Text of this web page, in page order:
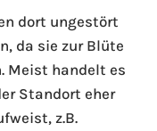
dort ungestört
da sie zur Blüte
Meist handelt es
Standort eher
z.B.